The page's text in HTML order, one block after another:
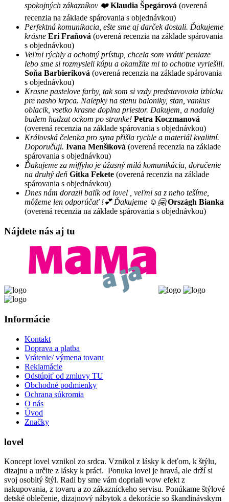
spokojných zákazníkov ❤️ Klaudia Špegárová (overená
recenzia na základe spárovania s objednávkou)
Perfektná komunikacia, ešte sme aj darček dostali. Ďakujeme
krásne Eri Fraňová (overená recenzia na základe spárovania
s objednávkou)
Veľmi rýchly a ochotný prístup, chcela som vrátiť peniaze
lebo sme si rozmysleli kúpu a okamžite mi to ochotne vyriešili.
Soňa Barbieriková (overená recenzia na základe spárovania
s objednávkou)
Krasne pastelove farby, tak som si vzdy predstavovala izbicku
pre nasho krpca. Nalepky na stenu baloniky, stan, vankus
oblacik, vsetko krasne doplna priestor. Dakujem, a nadalej
budem hadzat ockom po stranke! Petra Koczmanová
(overená recenzia na základe spárovania s objednávkou)
Královská čelenka pro syna přišla rychle a materiál kvalitní.
Doporučuji. Ivana Menšíková (overená recenzia na základe
spárovania s objednávkou)
Ďakujeme za miffyho je úžasný milá komunikácia, doručenie
na druhý deň Gitka Fekete (overená recenzia na základe
spárovania s objednávkou)
Dnes nám dorazil balík od lovel , veľmi sa z neho tešíme,
môžeme len odporúčať !💕 Ďakujeme ☺️🤗 Országh Bianka
(overená recenzia na základe spárovania s objednávkou)
Nájdete nás aj tu
Informácie
Kontakt
Doprava a platba
Vrátenie/ výmena tovaru
Reklamácie
Odstúpiť od zmluvy TU
Obchodné podmienky
Ochrana súkromia
O nás
Úvod
Značky
lovel
Koncept lovel vznikol zo srdca. Vznikol z lásky k deťom, k štýlu,
dizajnu a určite z lásky k práci. Ponuka lovel je hravá, ale drží si
svoj osobitý štýl. Radi by sme vám dopriali wow efekt z
nakupovania, z tovaru a zo zákazníckeho servisu. Ponúkame štýlové
detské oblečenie, dizajnový nábytok a dekorácie so škandinávskym